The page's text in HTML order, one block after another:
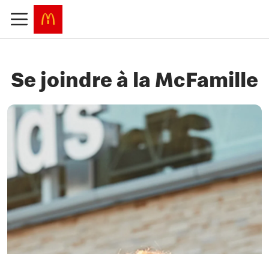
Se joindre à la McFamille